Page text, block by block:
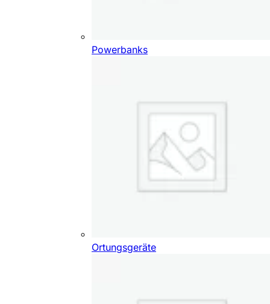
Powerbanks
Ortungsgeräte